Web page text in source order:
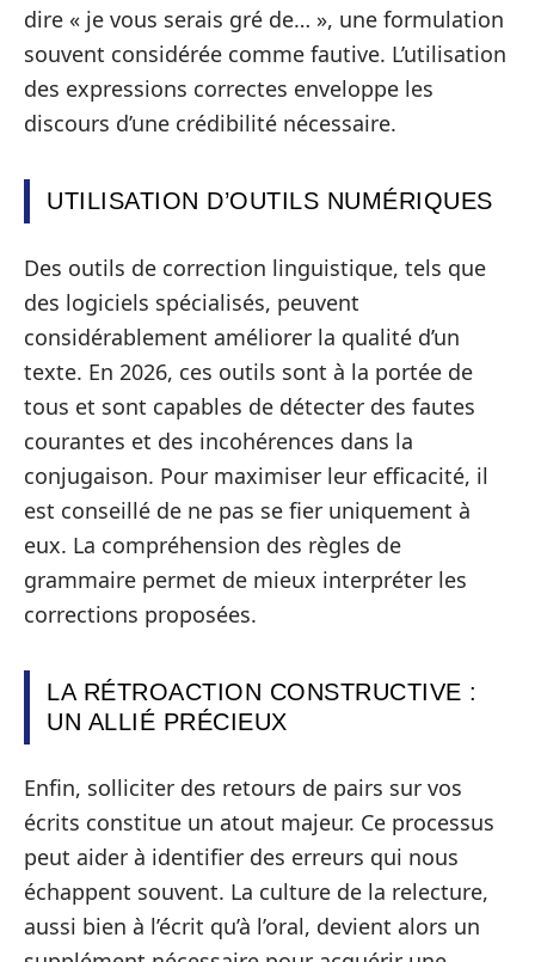
dire « je vous serais gré de… », une formulation
souvent considérée comme fautive. L’utilisation
des expressions correctes enveloppe les
discours d’une crédibilité nécessaire.
UTILISATION D’OUTILS NUMÉRIQUES
Des outils de correction linguistique, tels que
des logiciels spécialisés, peuvent
considérablement améliorer la qualité d’un
texte. En 2026, ces outils sont à la portée de
tous et sont capables de détecter des fautes
courantes et des incohérences dans la
conjugaison. Pour maximiser leur efficacité, il
est conseillé de ne pas se fier uniquement à
eux. La compréhension des règles de
grammaire permet de mieux interpréter les
corrections proposées.
LA RÉTROACTION CONSTRUCTIVE :
UN ALLIÉ PRÉCIEUX
Enfin, solliciter des retours de pairs sur vos
écrits constitue un atout majeur. Ce processus
peut aider à identifier des erreurs qui nous
échappent souvent. La culture de la relecture,
aussi bien à l’écrit qu’à l’oral, devient alors un